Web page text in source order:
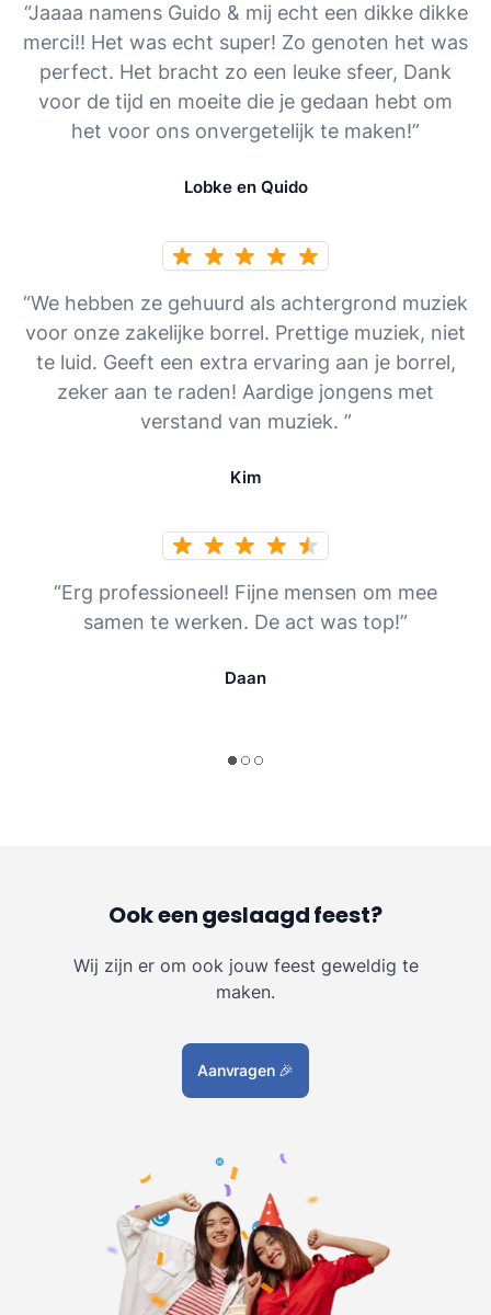
“Jaaaa namens Guido & mij echt een dikke dikke
merci!! Het was echt super! Zo genoten het was
perfect. Het bracht zo een leuke sfeer, Dank
voor de tijd en moeite die je gedaan hebt om
het voor ons onvergetelijk te maken!”
Lobke en Quido
“We hebben ze gehuurd als achtergrond muziek
voor onze zakelijke borrel. Prettige muziek, niet
te luid. Geeft een extra ervaring aan je borrel,
zeker aan te raden! Aardige jongens met
verstand van muziek. ”
Kim
“Erg professioneel! Fijne mensen om mee
samen te werken. De act was top!”
Daan
Ook een geslaagd feest?
Wij zijn er om ook jouw feest geweldig te
maken.
Aanvragen 🎉